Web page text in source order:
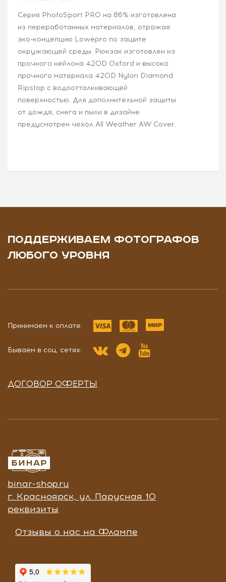
Серия PhotoSport PRO на 86% изготовлена
из переработанных материалов, отражая
эко-концепцию Lowepro по защите
окружающей среды. Рюкзак изготовлен из
прочного нейлона 420D Oxford и высоко
прочного материала 420D Nylon Diamond
Ripstop с водоотталкивающей
поверхностью. Для дополнительной защиты
от дождя, снега и пыли в дизайне
предусмотрен чехол All Weather AW Cover.
ПОДДЕРЖИВАЕМ ФОТОГРАФОВ
ЛЮБОГО УРОВНЯ
Принимаем к оплате:
Бываем в соц. сетях:
ДОГОВОР ОФЕРТЫ
binar-shop.ru
г. Красноярск, ул. Парусная 10
реквизиты
Отзывы о нас на Флампе